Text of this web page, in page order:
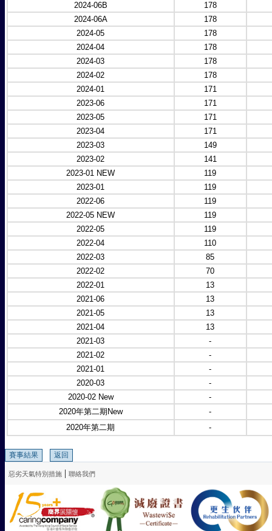
2024-06B
178
2024-06A
178
2024-05
178
2024-04
178
2024-03
178
2024-02
178
2024-01
171
2023-06
171
2023-05
171
2023-04
171
2023-03
149
2023-02
141
2023-01 NEW
119
2023-01
119
2022-06
119
2022-05 NEW
119
2022-05
119
2022-04
110
2022-03
85
2022-02
70
2022-01
13
2021-06
13
2021-05
13
2021-04
13
2021-03
-
2021-02
-
2021-01
-
2020-03
-
2020-02 New
-
2020年第二期New
-
2020年第二期
-